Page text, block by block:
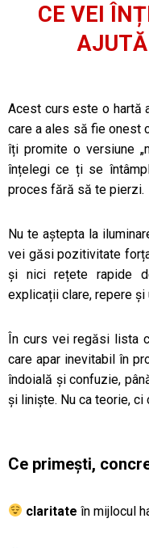
CE VEI
Acest curs este o hartă
care a ales să fie onest
îți promite o versiune
înțelegi ce ți se
proces fără să te pierzi.
Nu te aștepta la
vei găsi pozitivitate
și nici rețete rapide
explicații clare, repere și
În curs vei regăsi lista
care apar inevitabil în
îndoială și confuzie,
și liniște. Nu ca teorie, ci
Ce primești,
claritate în mijlocul